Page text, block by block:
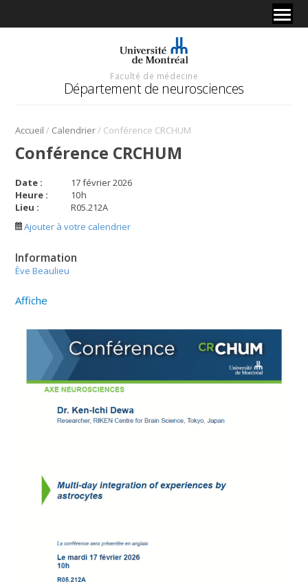
Faculté de médecine
Département de neurosciences
Accueil / Calendrier/ Conférence CRCHUM
Conférence CRCHUM
Date :
17 février 2026
Heure :
10h
Lieu :
R05.212A
Ajouter à votre calendrier
Information
Ève Beaulieu
Affiche